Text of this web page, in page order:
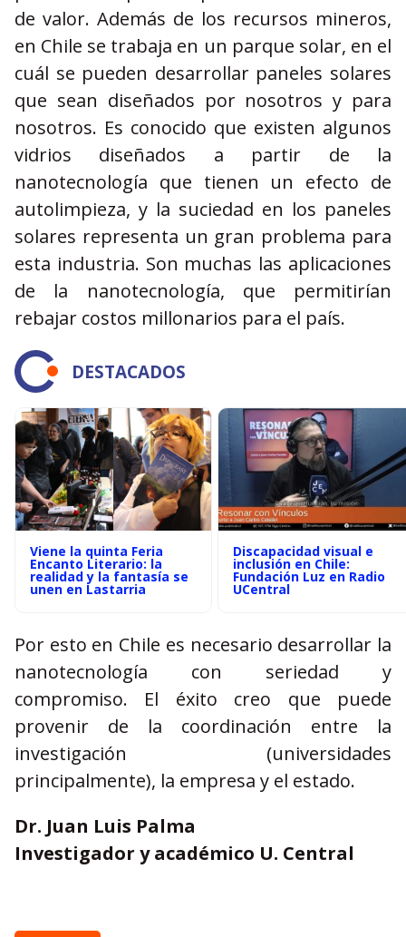
de valor. Además de los recursos mineros,
en Chile se trabaja en un parque solar, en el
cuál se pueden desarrollar paneles solares
que sean diseñados por nosotros y para
nosotros. Es conocido que existen algunos
vidrios diseñados a partir de la
nanotecnología que tienen un efecto de
autolimpieza, y la suciedad en los paneles
solares representa un gran problema para
esta industria. Son muchas las aplicaciones
de la nanotecnología, que permitirían
rebajar costos millonarios para el país.
DESTACADOS
Viene la quinta Feria
Encanto Literario: la
realidad y la fantasía se
unen en Lastarria
Discapacidad visual e
inclusión en Chile:
Fundación Luz en Radio
UCentral
Por esto en Chile es necesario desarrollar la
nanotecnología con seriedad y
compromiso. El éxito creo que puede
provenir de la coordinación entre la
investigación (universidades
principalmente), la empresa y el estado.
Dr. Juan Luis Palma
Investigador y académico U. Central